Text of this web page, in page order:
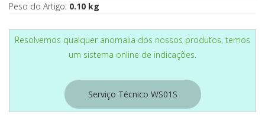
Peso do Artigo: 0.10 kg
Resolvemos qualquer anomalia dos nossos produtos, temos
um sistema online de indicações.
Serviço Técnico WS01S